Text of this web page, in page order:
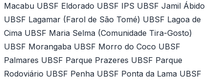
Macabu UBSF Eldorado UBSF IPS UBSF Jamil Ábido
UBSF Lagamar (Farol de São Tomé) UBSF Lagoa de
Cima UBSF Maria Selma (Comunidade Tira-Gosto)
UBSF Morangaba UBSF Morro do Coco UBSF
Palmares UBSF Parque Prazeres UBSF Parque
Rodoviário UBSF Penha UBSF Ponta da Lama UBSF